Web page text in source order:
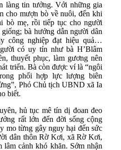
làng tin tưởng. Với những gia
cho mượn bò về nuôi, đến khi
bò mẹ, rồi tiếp tục cho người
bà hướng dẫn người dân
công nghiệp đạt hiệu quả…
có uy tín như bà H’Blâm
thuyết phục, làm gương nên
triển. Bà còn được ví là “ngôi
phối hợp lực lượng biên
Phó Chủ tịch UBND xã Ia
biết.
hủ tục mê tín dị đoan đeo
rất lớn đến đời sống cộng
mo từng gây nguy hại đến sức
dân thôn Rờ Kơi, xã Rờ Kơi,
cảnh khó khăn. Sớm nhận